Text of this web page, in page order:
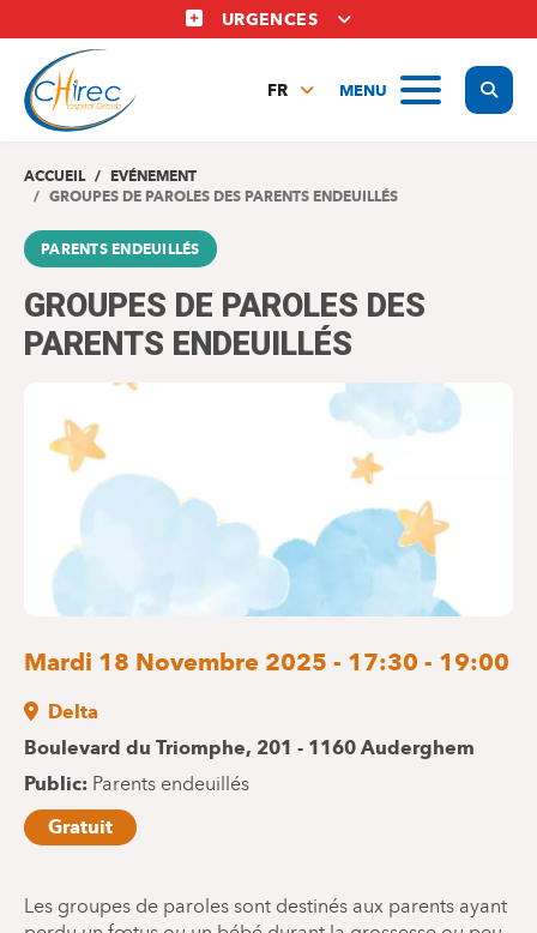
au
contenu
principal
URGENCES
MENU
FR
ACCUEIL
EVÉNEMENT
GROUPES DE PAROLES DES PARENTS ENDEUILLÉS
PARENTS ENDEUILLÉS
GROUPES DE PAROLES DES
PARENTS ENDEUILLÉS
Mardi 18 Novembre 2025 - 17:30 - 19:00
Delta
Boulevard du Triomphe, 201 - 1160 Auderghem
Public Parents endeuillés
Gratuit
Les groupes de paroles sont destinés aux parents ayant